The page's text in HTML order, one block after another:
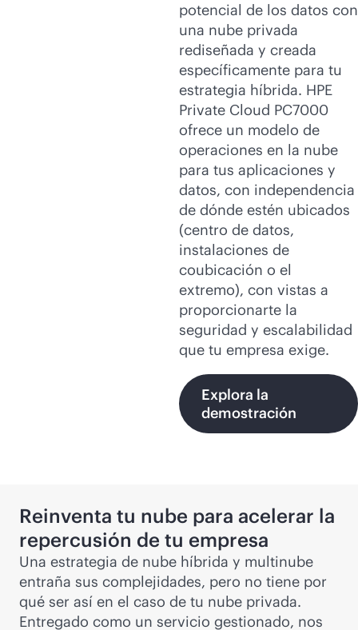
potencial de los datos con
una nube privada
rediseñada y creada
específicamente para tu
estrategia híbrida. HPE
Private Cloud PC7000
ofrece un modelo de
operaciones en la nube
para tus aplicaciones y
datos, con independencia
de dónde estén ubicados
(centro de datos,
instalaciones de
coubicación o el
extremo), con vistas a
proporcionarte la
seguridad y escalabilidad
que tu empresa exige.
Explora la
demostración
Reinventa tu nube para acelerar la
repercusión de tu empresa
Una estrategia de nube híbrida y multinube
entraña sus complejidades, pero no tiene por
qué ser así en el caso de tu nube privada.
Entregado como un servicio gestionado, nos